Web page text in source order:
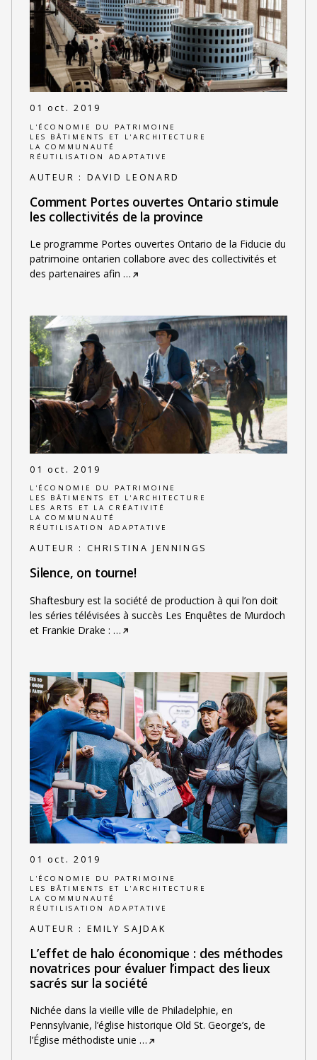
01 oct. 2019
L'ÉCONOMIE DU PATRIMOINE
LES BÂTIMENTS ET L'ARCHITECTURE
LA COMMUNAUTÉ
RÉUTILISATION ADAPTATIVE
AUTEUR : DAVID LEONARD
Comment Portes ouvertes Ontario stimule
les collectivités de la province
Le programme Portes ouvertes Ontario de la Fiducie du
patrimoine ontarien collabore avec des collectivités et
des partenaires afin …
01 oct. 2019
L'ÉCONOMIE DU PATRIMOINE
LES BÂTIMENTS ET L'ARCHITECTURE
LES ARTS ET LA CRÉATIVITÉ
LA COMMUNAUTÉ
RÉUTILISATION ADAPTATIVE
AUTEUR : CHRISTINA JENNINGS
Silence, on tourne!
Shaftesbury est la société de production à qui l’on doit
les séries télévisées à succès Les Enquêtes de Murdoch
et Frankie Drake : …
01 oct. 2019
L'ÉCONOMIE DU PATRIMOINE
LES BÂTIMENTS ET L'ARCHITECTURE
LA COMMUNAUTÉ
RÉUTILISATION ADAPTATIVE
AUTEUR : EMILY SAJDAK
L’effet de halo économique : des méthodes
novatrices pour évaluer l’impact des lieux
sacrés sur la société
Nichée dans la vieille ville de Philadelphie, en
Pennsylvanie, l’église historique Old St. George’s, de
l’Église méthodiste unie …